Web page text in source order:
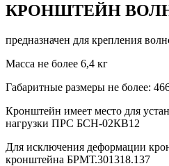
КРОНШТЕЙН
предназначен для крепления
Масса не более 6,4 кг
Габаритные размеры не более:
Кронштейн имеет место для
нагрузки ПРС БСН-02КВ12
Для исключения деформации
кронштейна БРМТ.301318.137